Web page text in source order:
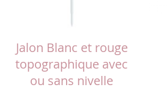
Jalon Blanc et rouge
topographique avec
ou sans nivelle